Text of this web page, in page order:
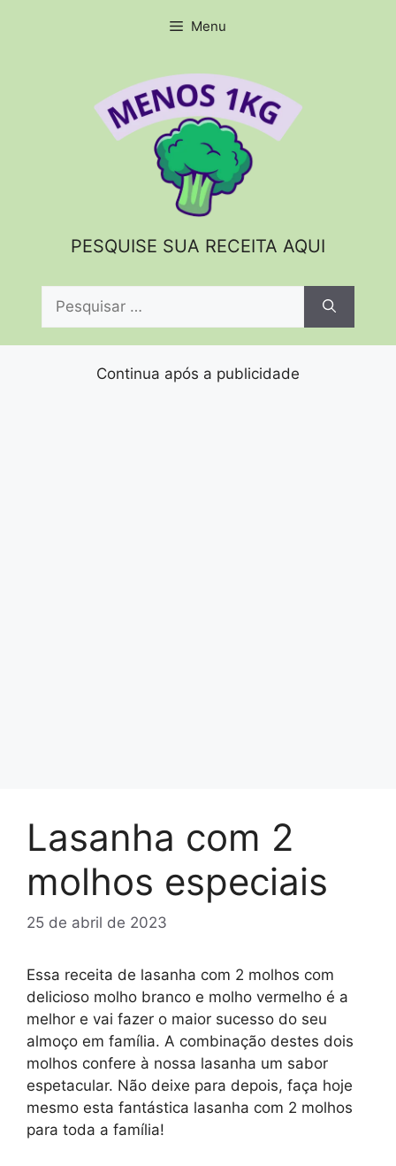
Menu
PESQUISE SUA RECEITA AQUI
Pesquisar
Continua após a publicidade
Lasanha com 2
molhos especiais
25 de abril de 2023
Essa receita de lasanha com 2 molhos com
delicioso molho branco e molho vermelho é a
melhor e vai fazer o maior sucesso do seu
almoço em família. A combinação destes dois
molhos confere à nossa lasanha um sabor
espetacular. Não deixe para depois, faça hoje
mesmo esta fantástica lasanha com 2 molhos
para toda a família!